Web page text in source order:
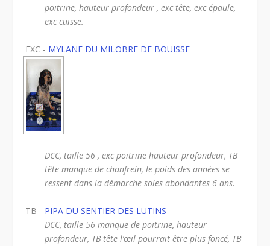
poitrine, hauteur profondeur , exc tête, exc épaule,
exc cuisse.
EXC - MYLANE DU MILOBRE DE BOUISSE
DCC, taille 56 , exc poitrine hauteur profondeur, TB
tête manque de chanfrein, le poids des années se
ressent dans la démarche soies abondantes 6 ans.
TB - PIPA DU SENTIER DES LUTINS
DCC, taille 56 manque de poitrine, hauteur
profondeur, TB tête l’œil pourrait être plus foncé, TB